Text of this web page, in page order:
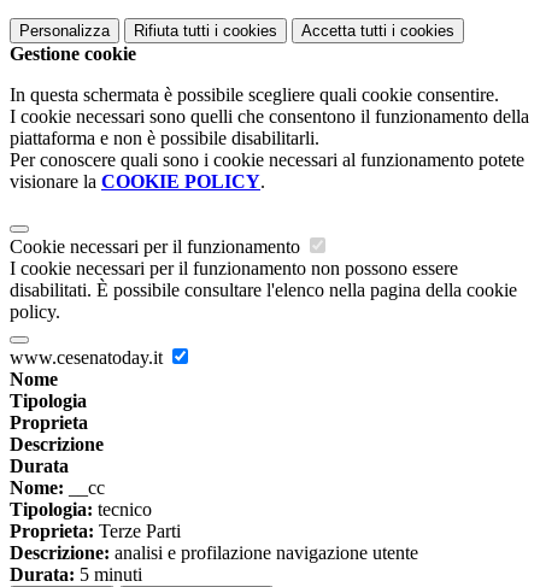
Personalizza Rifiuta tutti i cookies Accetta tutti i cookies
Gestione cookie
In questa schermata è possibile scegliere quali cookie consentire.
I cookie necessari sono quelli che consentono il funzionamento della
piattaforma e non è possibile disabilitarli.
Per conoscere quali sono i cookie necessari al funzionamento potete
visionare la COOKIE POLICY.
Cookie necessari per il funzionamento
I cookie necessari per il funzionamento non possono essere
disabilitati. È possibile consultare l'elenco nella pagina della cookie
policy.
www.cesenatoday.it
Nome
Tipologia
Proprieta
Descrizione
Durata
Nome: __cc
Tipologia: tecnico
Proprieta: Terze Parti
Descrizione: analisi e profilazione navigazione utente
Durata: 5 minuti